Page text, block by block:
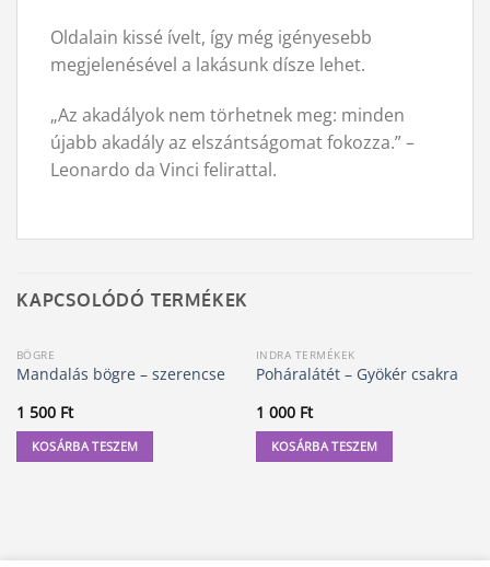
Oldalain kissé ívelt, így még igényesebb
megjelenésével a lakásunk dísze lehet.
„Az akadályok nem törhetnek meg: minden
újabb akadály az elszántságomat fokozza.” –
Leonardo da Vinci felirattal.
KAPCSOLÓDÓ TERMÉKEK
BÖGRE
Mandalás bögre – szerencse
1 500 Ft
KOSÁRBA TESZEM
INDRA TERMÉKEK
Poháralátét – Gyökér csakra
1 000 Ft
KOSÁRBA TESZEM